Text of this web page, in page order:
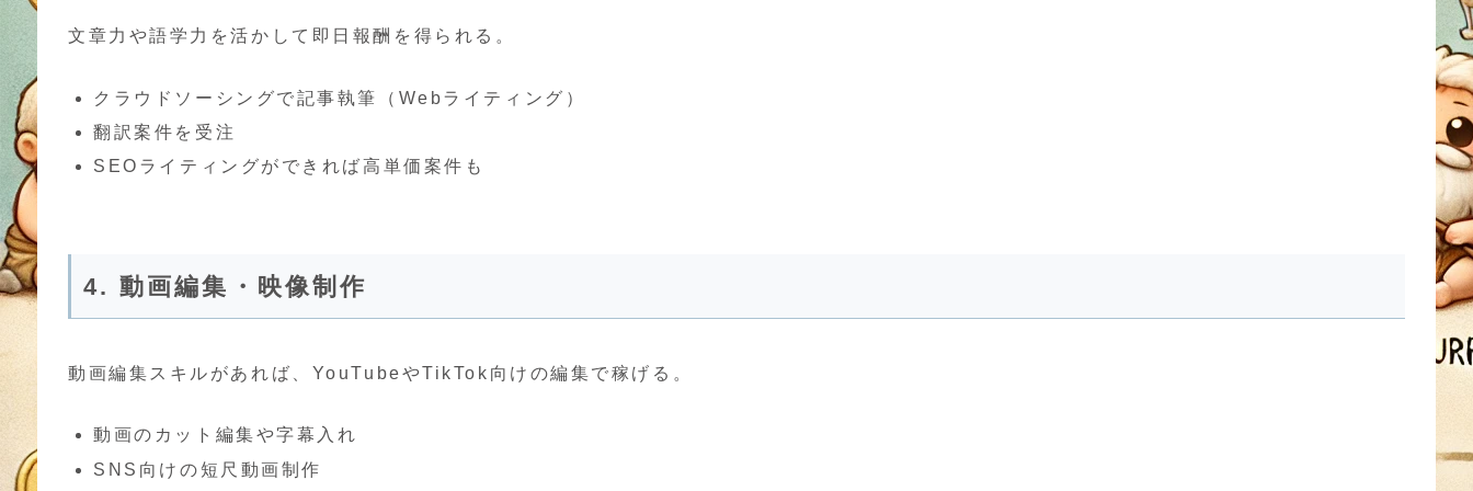
文章力や語学力を活かして即日報酬を得られる。
クラウドソーシングで記事執筆（Webライティング）
翻訳案件を受注
SEOライティングができれば高単価案件も
4. 動画編集・映像制作
動画編集スキルがあれば、YouTubeやTikTok向けの編集で稼げる。
動画のカット編集や字幕入れ
SNS向けの短尺動画制作